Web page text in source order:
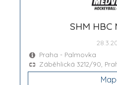
SHM HBC
Praha - Palmovka
Záběhlická 3212/90,